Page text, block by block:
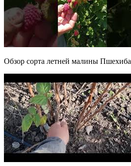
Обзор сорта летней малины Пшехиба